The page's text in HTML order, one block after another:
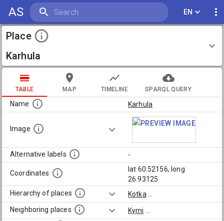
AS EN
Place
Karhula
TABLE MAP TIMELINE SPARQL QUERY
Name Karhula
Image
Alternative labels -
Coordinates
lat 60.52156, long
26.93125
Hierarchy of places
Kotka
Neighboring places
Kymi